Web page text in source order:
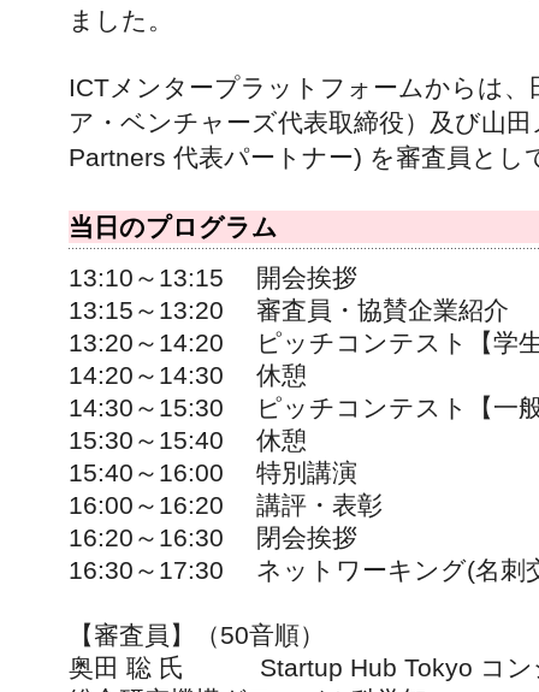
ました。
ICTメンタープラットフォームからは
ア・ベンチャーズ代表取締役）及び山
Partners 代表パートナー) を審査員とし
当日のプログラム
13:10～13:15 開会挨拶
13:15～13:20 審査員・協賛企業紹介
13:20～14:20 ピッチコンテスト【学
14:20～14:30 休憩
14:30～15:30 ピッチコンテスト【一
15:30～15:40 休憩
15:40～16:00 特別講演
16:00～16:20 講評・表彰
16:20～16:30 閉会挨拶
16:30～17:30 ネットワーキング(名刺
【審査員】（50音順）
奥田 聡 氏 Startup Hub Tokyo コン